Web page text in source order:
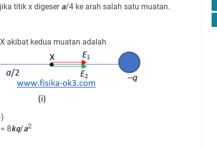
titik x digeser a/4 ke arah salah satu muatan.
akibat kedua muatan adalah
= 8kq/a2